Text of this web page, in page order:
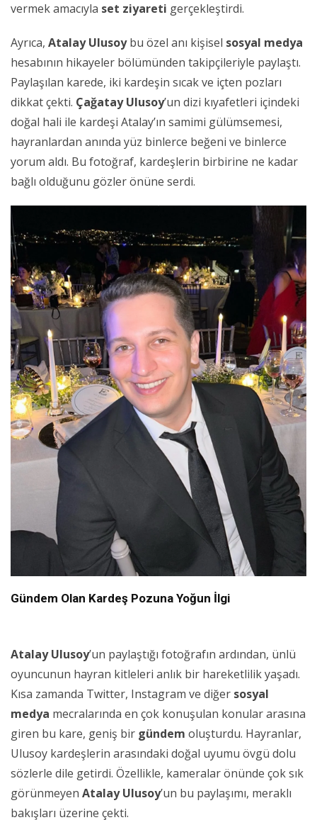
vermek amacıyla set ziyareti gerçekleştirdi.
Ayrıca, Atalay Ulusoybu özel anı kişisel sosyal medya
hesabının hikayeler bölümünden takipçileriyle paylaştı.
Paylaşılan karede, iki kardeşin sıcak ve içten pozları
dikkat çekti. Çağatay Ulusoy’un dizi kıyafetleri içindeki
doğal hali ile kardeşi Atalay’ın samimi gülümsemesi,
hayranlardan anında yüz binlerce beğeni ve binlerce
yorum aldı. Bu fotoğraf, kardeşlerin birbirine ne kadar
bağlı olduğunu gözler önüne serdi.
Gündem Olan Kardeş Pozuna Yoğun İlgi
Atalay Ulusoy’un paylaştığı fotoğrafın ardından, ünlü
oyuncunun hayran kitleleri anlık bir hareketlilik yaşadı.
Kısa zamanda Twitter, Instagram ve diğer sosyal
medya mecralarında en çok konuşulan konular arasına
giren bu kare, geniş bir gündem oluşturdu. Hayranlar,
Ulusoy kardeşlerin arasındaki doğal uyumu övgü dolu
sözlerle dile getirdi. Özellikle, kameralar önünde çok sık
görünmeyen Atalay Ulusoy’un bu paylaşımı, meraklı
bakışları üzerine çekti.